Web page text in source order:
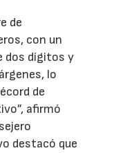
de
con un
dos dígitos y
lo
de
afirmó
destacó que